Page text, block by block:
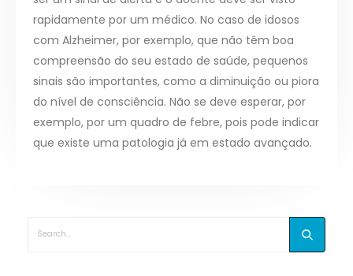
rapidamente por um médico. No caso de idosos
com Alzheimer, por exemplo, que não têm boa
compreensão do seu estado de saúde, pequenos
sinais são importantes, como a diminuição ou piora
do nível de consciência. Não se deve esperar, por
exemplo, por um quadro de febre, pois pode indicar
que existe uma patologia já em estado avançado.